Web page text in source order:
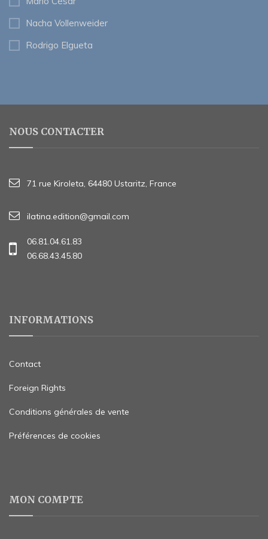
Nacha Vollenweider
Rodrigo Elgueta
NOUS CONTACTER
71 rue Kiroleta, 64480 Ustaritz, France
ilatina.edition@gmail.com
06.81.04.61.83
06.68.43.45.80
INFORMATIONS
Contact
Foreign Rights
Conditions générales de vente
Préférences de cookies
MON COMPTE